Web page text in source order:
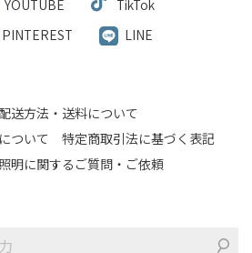
YOUTUBE
TikTok
PINTEREST LINE
配送方法・送料について
ついて
特定商取引法に基づく表記
照明に関するご質問・ご依頼